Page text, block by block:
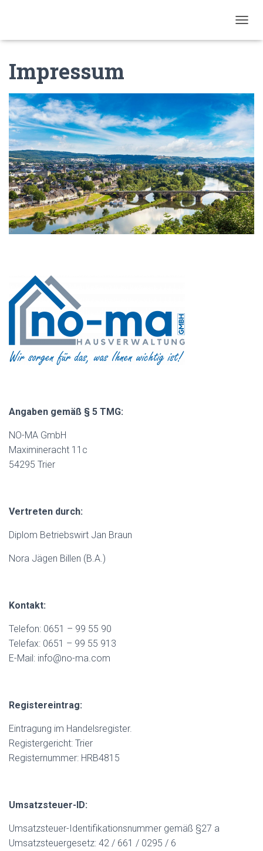
A
T
I
O
U
M
S
C
H
A
L
T
E
Impressum
Angaben gemäß § 5 TMG:
NO-MA GmbH
Maximineracht 11c
54295 Trier
Vertreten durch:
Diplom Betriebswirt Jan Braun
Nora Jägen Billen (B.A.)
Kontakt:
Telefon: 0651 – 99 55 90
Telefax: 0651 – 99 55 913
E-Mail: info@no-ma.com
Registereintrag:
Eintragung im Handelsregister.
Registergericht: Trier
Registernummer: HRB4815
Umsatzsteuer-ID:
Umsatzsteuer-Identifikationsnummer gemäß §27 a
Umsatzsteuergesetz: 42 / 661 / 0295 / 6